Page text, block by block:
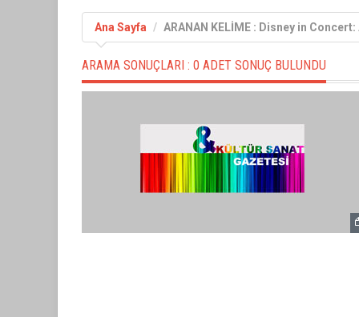
Ana Sayfa ARANAN KELİME : Disney in
ARAMA SONUÇLARI : 0 ADET SONUÇ BULUNDU